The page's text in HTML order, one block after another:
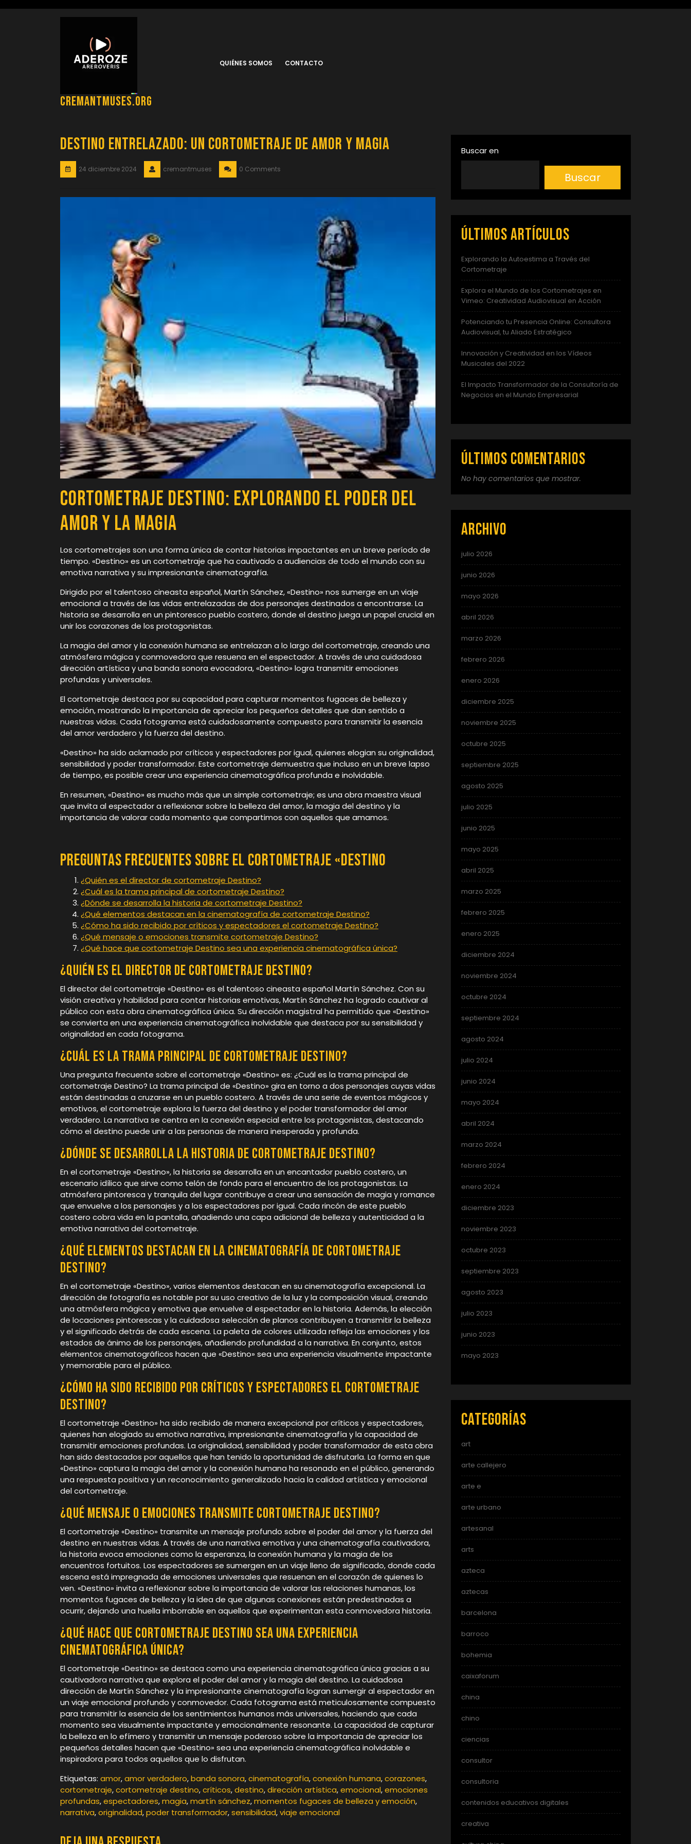
cremantmuses.org
QUIÉNES SOMOS CONTACTO
Destino Entrelazado: Un Cortometraje de Amor y Magia
24 diciembre 2024 cremantmuses 0 Comments
Cortometraje Destino: Explorando el Poder del
Amor y la Magia
Los cortometrajes son una forma única de contar historias impactantes en un breve período de
tiempo. «Destino» es un cortometraje que ha cautivado a audiencias de todo el mundo con su
emotiva narrativa y su impresionante cinematografía.
Dirigido por el talentoso cineasta español, Martín Sánchez, «Destino» nos sumerge en un viaje
emocional a través de las vidas entrelazadas de dos personajes destinados a encontrarse. La
historia se desarrolla en un pintoresco pueblo costero, donde el destino juega un papel crucial en
unir los corazones de los protagonistas.
La magia del amor y la conexión humana se entrelazan a lo largo del cortometraje, creando una
atmósfera mágica y conmovedora que resuena en el espectador. A través de una cuidadosa
dirección artística y una banda sonora evocadora, «Destino» logra transmitir emociones
profundas y universales.
El cortometraje destaca por su capacidad para capturar momentos fugaces de belleza y
emoción, mostrando la importancia de apreciar los pequeños detalles que dan sentido a
nuestras vidas. Cada fotograma está cuidadosamente compuesto para transmitir la esencia
del amor verdadero y la fuerza del destino.
«Destino» ha sido aclamado por críticos y espectadores por igual, quienes elogian su originalidad,
sensibilidad y poder transformador. Este cortometraje demuestra que incluso en un breve lapso
de tiempo, es posible crear una experiencia cinematográfica profunda e inolvidable.
En resumen, «Destino» es mucho más que un simple cortometraje; es una obra maestra visual
que invita al espectador a reflexionar sobre la belleza del amor, la magia del destino y la
importancia de valorar cada momento que compartimos con aquellos que amamos.
Preguntas Frecuentes sobre el Cortometraje «Destino
¿Quién es el director de cortometraje Destino?
¿Cuál es la trama principal de cortometraje Destino?
¿Dónde se desarrolla la historia de cortometraje Destino?
¿Qué elementos destacan en la cinematografía de cortometraje Destino?
¿Cómo ha sido recibido por críticos y espectadores el cortometraje Destino?
¿Qué mensaje o emociones transmite cortometraje Destino?
¿Qué hace que cortometraje Destino sea una experiencia cinematográfica única?
¿Quién es el director de cortometraje Destino?
El director del cortometraje «Destino» es el talentoso cineasta español Martín Sánchez. Con su
visión creativa y habilidad para contar historias emotivas, Martín Sánchez ha logrado cautivar al
público con esta obra cinematográfica única. Su dirección magistral ha permitido que «Destino»
se convierta en una experiencia cinematográfica inolvidable que destaca por su sensibilidad y
originalidad en cada fotograma.
¿Cuál es la trama principal de cortometraje Destino?
Una pregunta frecuente sobre el cortometraje «Destino» es: ¿Cuál es la trama principal de
cortometraje Destino? La trama principal de «Destino» gira en torno a dos personajes cuyas vidas
están destinadas a cruzarse en un pueblo costero. A través de una serie de eventos mágicos y
emotivos, el cortometraje explora la fuerza del destino y el poder transformador del amor
verdadero. La narrativa se centra en la conexión especial entre los protagonistas, destacando
cómo el destino puede unir a las personas de manera inesperada y profunda.
¿Dónde se desarrolla la historia de cortometraje Destino?
En el cortometraje «Destino», la historia se desarrolla en un encantador pueblo costero, un
escenario idílico que sirve como telón de fondo para el encuentro de los protagonistas. La
atmósfera pintoresca y tranquila del lugar contribuye a crear una sensación de magia y romance
que envuelve a los personajes y a los espectadores por igual. Cada rincón de este pueblo
costero cobra vida en la pantalla, añadiendo una capa adicional de belleza y autenticidad a la
emotiva narrativa del cortometraje.
¿Qué elementos destacan en la cinematografía de cortometraje
Destino?
En el cortometraje «Destino», varios elementos destacan en su cinematografía excepcional. La
dirección de fotografía es notable por su uso creativo de la luz y la composición visual, creando
una atmósfera mágica y emotiva que envuelve al espectador en la historia. Además, la elección
de locaciones pintorescas y la cuidadosa selección de planos contribuyen a transmitir la belleza
y el significado detrás de cada escena. La paleta de colores utilizada refleja las emociones y los
estados de ánimo de los personajes, añadiendo profundidad a la narrativa. En conjunto, estos
elementos cinematográficos hacen que «Destino» sea una experiencia visualmente impactante
y memorable para el público.
¿Cómo ha sido recibido por críticos y espectadores el cortometraje
Destino?
El cortometraje «Destino» ha sido recibido de manera excepcional por críticos y espectadores,
quienes han elogiado su emotiva narrativa, impresionante cinematografía y la capacidad de
transmitir emociones profundas. La originalidad, sensibilidad y poder transformador de esta obra
han sido destacados por aquellos que han tenido la oportunidad de disfrutarla. La forma en que
«Destino» captura la magia del amor y la conexión humana ha resonado en el público, generando
una respuesta positiva y un reconocimiento generalizado hacia la calidad artística y emocional
del cortometraje.
¿Qué mensaje o emociones transmite cortometraje Destino?
El cortometraje «Destino» transmite un mensaje profundo sobre el poder del amor y la fuerza del
destino en nuestras vidas. A través de una narrativa emotiva y una cinematografía cautivadora,
la historia evoca emociones como la esperanza, la conexión humana y la magia de los
encuentros fortuitos. Los espectadores se sumergen en un viaje lleno de significado, donde cada
escena está impregnada de emociones universales que resuenan en el corazón de quienes lo
ven. «Destino» invita a reflexionar sobre la importancia de valorar las relaciones humanas, los
momentos fugaces de belleza y la idea de que algunas conexiones están predestinadas a
ocurrir, dejando una huella imborrable en aquellos que experimentan esta conmovedora historia.
¿Qué hace que cortometraje Destino sea una experiencia
cinematográfica única?
El cortometraje «Destino» se destaca como una experiencia cinematográfica única gracias a su
cautivadora narrativa que explora el poder del amor y la magia del destino. La cuidadosa
dirección de Martín Sánchez y la impresionante cinematografía logran sumergir al espectador en
un viaje emocional profundo y conmovedor. Cada fotograma está meticulosamente compuesto
para transmitir la esencia de los sentimientos humanos más universales, haciendo que cada
momento sea visualmente impactante y emocionalmente resonante. La capacidad de capturar
la belleza en lo efímero y transmitir un mensaje poderoso sobre la importancia de apreciar los
pequeños detalles hacen que «Destino» sea una experiencia cinematográfica inolvidable e
inspiradora para todos aquellos que lo disfrutan.
Etiquetas: amor,amor verdadero,banda sonora,cinematografía,conexión humana,corazones,
cortometraje,cortometraje destino,críticos,destino,dirección artística,emocional,emociones
profundas,espectadores,magia,martín sánchez,momentos fugaces de belleza y emoción,
narrativa,originalidad,poder transformador,sensibilidad,viaje emocional
Buscar en
Buscar
Últimos artículos
Explorando la Autoestima a Través del
Cortometraje
Explora el Mundo de los Cortometrajes en
Vimeo: Creatividad Audiovisual en Acción
Potenciando tu Presencia Online: Consultora
Audiovisual, tu Aliado Estratégico
Innovación y Creatividad en los Vídeos
Musicales del 2022
El Impacto Transformador de la Consultoría de
Negocios en el Mundo Empresarial
Últimos comentarios
No hay comentarios que mostrar.
Archivo
julio 2026
junio 2026
mayo 2026
abril 2026
marzo 2026
febrero 2026
enero 2026
diciembre 2025
noviembre 2025
octubre 2025
septiembre 2025
agosto 2025
julio 2025
junio 2025
mayo 2025
abril 2025
marzo 2025
febrero 2025
enero 2025
diciembre 2024
noviembre 2024
octubre 2024
septiembre 2024
agosto 2024
julio 2024
junio 2024
mayo 2024
abril 2024
marzo 2024
febrero 2024
enero 2024
diciembre 2023
noviembre 2023
octubre 2023
septiembre 2023
agosto 2023
julio 2023
junio 2023
mayo 2023
Categorías
art
arte callejero
arte e
arte urbano
artesanal
arts
azteca
aztecas
barcelona
barroco
bohemia
caixaforum
china
chino
ciencias
consultor
consultoria
contenidos educativos digitales
creativa